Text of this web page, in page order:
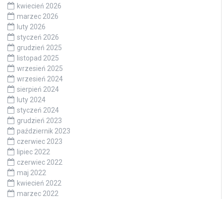
kwiecień 2026
marzec 2026
luty 2026
styczeń 2026
grudzień 2025
listopad 2025
wrzesień 2025
wrzesień 2024
sierpień 2024
luty 2024
styczeń 2024
grudzień 2023
październik 2023
czerwiec 2023
lipiec 2022
czerwiec 2022
maj 2022
kwiecień 2022
marzec 2022